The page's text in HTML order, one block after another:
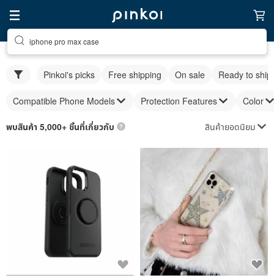
iphone pro max case
Pinkoi's picks Free shipping On sale Ready to ship
Compatible Phone Models Protection Features Color
พบสินค้า 5,000+ ชิ้นที่เกี่ยวกับ สินค้ายอดนิยม